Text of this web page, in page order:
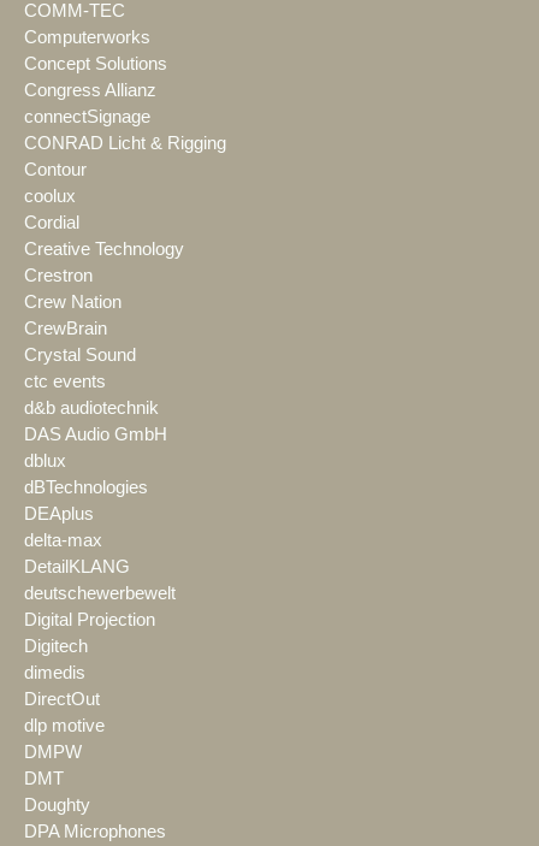
COMM-TEC
Computerworks
Concept Solutions
Congress Allianz
connectSignage
CONRAD Licht & Rigging
Contour
coolux
Cordial
Creative Technology
Crestron
Crew Nation
CrewBrain
Crystal Sound
ctc events
d&b audiotechnik
DAS Audio GmbH
dblux
dBTechnologies
DEAplus
delta-max
DetailKLANG
deutschewerbewelt
Digital Projection
Digitech
dimedis
DirectOut
dlp motive
DMPW
DMT
Doughty
DPA Microphones